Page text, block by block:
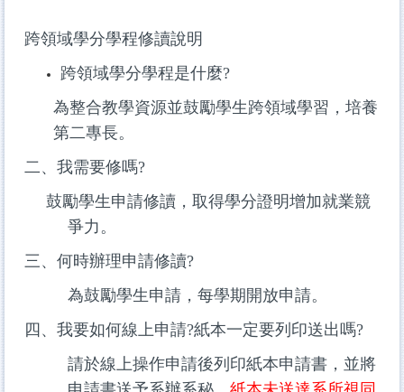
跨領域學分學程修讀說明
跨領域學分學程是什麼?
為整合教學資源並鼓勵學生跨領域學習，培養
第二專長。
二、我需要修嗎?
鼓勵學生申請修讀，取得學分證明增加就業競
爭力。
三、何時辦理申請修讀?
為鼓勵學生申請，每學期開放申請。
四、我要如何線上申請?紙本一定要列印送出嗎?
請於線上操作申請後列印紙本申請書，並將